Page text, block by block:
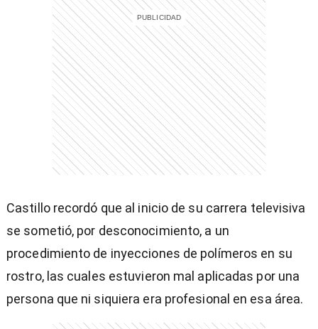
Castillo recordó que al inicio de su carrera televisiva
se sometió, por desconocimiento, a un
procedimiento de inyecciones de polímeros en su
rostro, las cuales estuvieron mal aplicadas por una
persona que ni siquiera era profesional en esa área.